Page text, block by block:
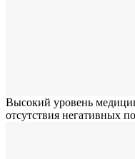
Высокий уровень
отсутствия негативных